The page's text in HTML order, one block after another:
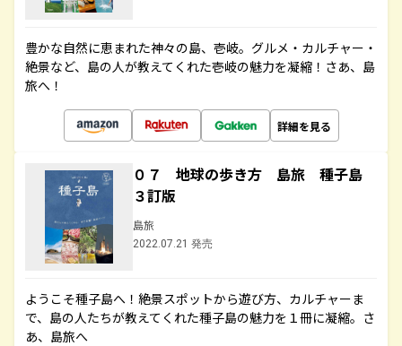
豊かな自然に恵まれた神々の島、壱岐。グルメ・カルチャー・
絶景など、島の人が教えてくれた壱岐の魅力を凝縮！さあ、島
旅へ！
詳細を見る
０７ 地球の歩き方 島旅 種子島
３訂版
島旅
2022.07.21 発売
ようこそ種子島へ！絶景スポットから遊び方、カルチャーま
で、島の人たちが教えてくれた種子島の魅力を１冊に凝縮。さ
あ、島旅へ